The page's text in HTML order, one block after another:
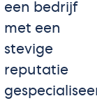
een bedrijf
met een
stevige
reputatie